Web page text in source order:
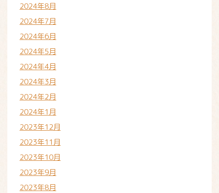
2024年8月
2024年7月
2024年6月
2024年5月
2024年4月
2024年3月
2024年2月
2024年1月
2023年12月
2023年11月
2023年10月
2023年9月
2023年8月